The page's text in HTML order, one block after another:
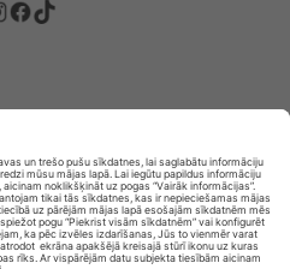
Iestatījumi
noteikumi